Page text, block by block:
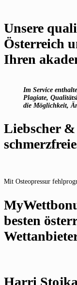
Unsere
Österreich
Ihren
Im Service
Plagiate,
die Möglichkeit,
Liebscher
Mit Osteopressur
besten
Harri